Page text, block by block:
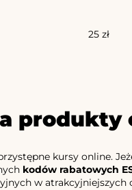
25 zł
produkty
kursy online.
kodów rabatowych
w atrakcyjniejszych